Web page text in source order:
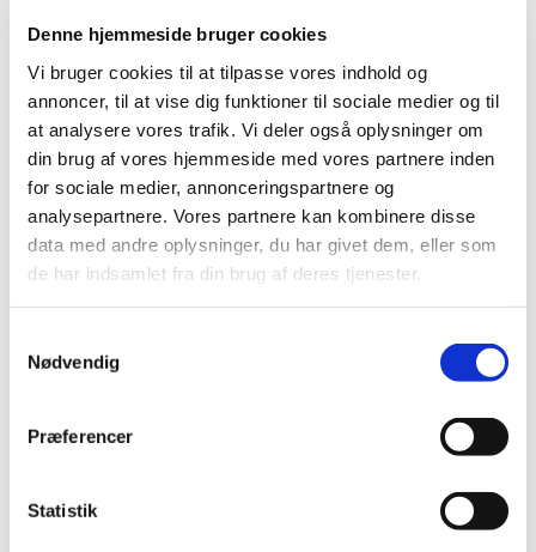
Denne hjemmeside bruger cookies
Vi bruger cookies til at tilpasse vores indhold og
annoncer, til at vise dig funktioner til sociale medier og til
at analysere vores trafik. Vi deler også oplysninger om
din brug af vores hjemmeside med vores partnere inden
for sociale medier, annonceringspartnere og
analysepartnere. Vores partnere kan kombinere disse
data med andre oplysninger, du har givet dem, eller som
de har indsamlet fra din brug af deres tjenester.
Nødvendig
Præferencer
Statistik
Høring over nyt forslag til tilskudsstatus for
medicin mod migræne
12. oktober 2016
Medicintilskudsnævnet er i gang med at revurdere
tilskudsstatus for medicin mod migræne (ATC-gruppe…
Nye rapporter om søvnmedicin til børn og
unge
omhandler forbruget af melatonin hos 0-17 årige. Den…
ekspert- og arbejdsgrupper
En meget stor del af arbejdet med at udarbejde nye
…